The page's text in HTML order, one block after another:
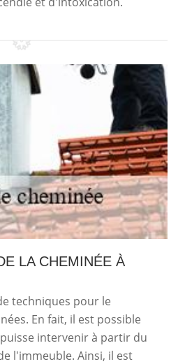
LA CHEMINÉE À
techniques pour le
En fait, il est possible
intervenir à partir du
l'immeuble. Ainsi, il est